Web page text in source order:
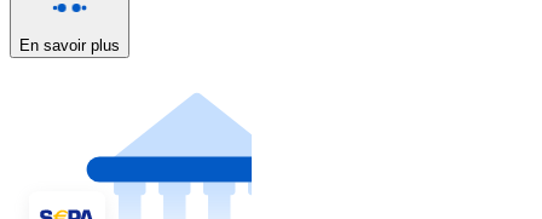
En savoir plus